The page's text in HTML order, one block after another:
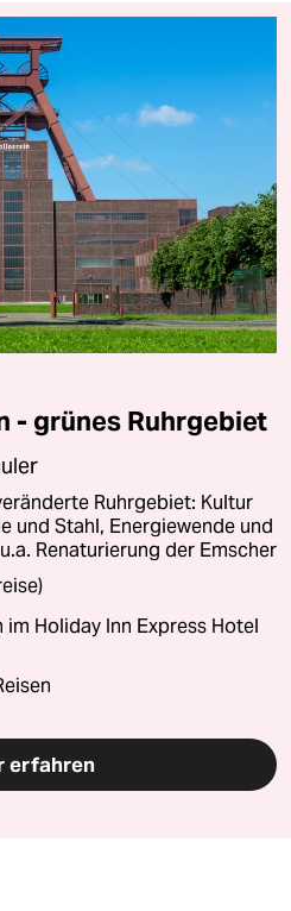
- grünes Ruhrgebiet
Ruhrgebiet: Kultur
und Stahl, Energiewende und
Renaturierung der Emscher
Holiday Inn Express Hotel
erfahren